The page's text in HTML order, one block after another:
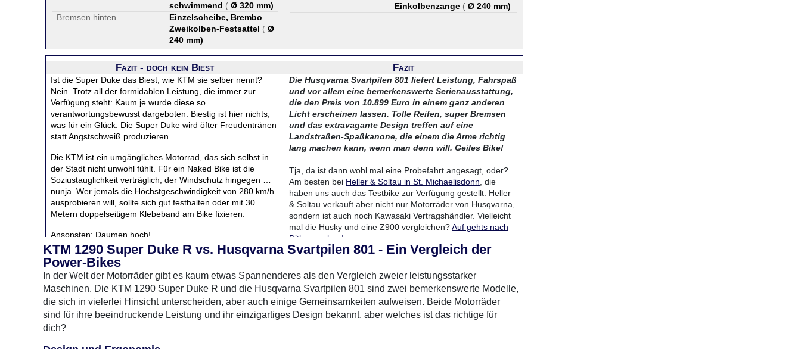
schwimmend ( Ø 320 mm)
Bremsen hinten
Einzelscheibe, Brembo
Zweikolben-Festsattel ( Ø
240 mm)
Einkolbenzange ( Ø 240 mm)
Fazit - doch kein Biest
Ist die Super Duke das Biest, wie KTM sie selber nennt?
Nein. Trotz all der formidablen Leistung, die immer zur
Verfügung steht: Kaum je wurde diese so
verantwortungsbewusst dargeboten. Biestig ist hier nichts,
was für ein Glück. Die Super Duke wird öfter Freudentränen
statt Angstschweiß produzieren.
Die KTM ist ein umgängliches Motorrad, das sich selbst in
der Stadt nicht unwohl fühlt. Für ein Naked Bike ist die
Soziustauglichkeit verträglich, der Windschutz hingegen …
nunja. Wer jemals die Höchstgeschwindigkeit von 280 km/h
ausprobieren will, sollte sich gut festhalten oder mit 30
Metern doppelseitigem Klebeband am Bike fixieren.
Ansonsten: Daumen hoch!
Das Test-Bike wurde uns von
zur Verfügung
gestellt.
Fazit
Die Husqvarna Svartpilen 801 liefert Leistung, Fahrspaß
und vor allem eine bemerkenswerte Serienausstattung,
die den Preis von 10.899 Euro in einem ganz anderen
Licht erscheinen lassen. Tolle Reifen, super Bremsen
und das extravagante Design treffen auf eine
Landstraßen-Spaßkanone, die einem die Arme richtig
lang machen kann, wenn man denn will. Geiles Bike!
Tja, da ist dann wohl mal eine Probefahrt angesagt, oder?
Am besten bei Heller & Soltau in St. Michaelisdonn , die
haben uns auch das Testbike zur Verfügung gestellt. Heller
& Soltau verkauft aber nicht nur Motorräder von Husqvarna,
sondern ist auch noch Kawasaki Vertragshändler. Vielleicht
mal die Husky und eine Z900 vergleichen?Auf gehts nach
Dithmarschen!
MotorradTest.de auf YouTube
KTM 1290 Super Duke R vs. Husqvarna Svartpilen 801 - Ein Vergleich der
Power-Bikes
In der Welt der Motorräder gibt es kaum etwas Spannenderes als den Vergleich zweier leistungsstarker
Maschinen. Die KTM 1290 Super Duke R und die Husqvarna Svartpilen 801 sind zwei bemerkenswerte Modelle,
die sich in vielerlei Hinsicht unterscheiden, aber auch einige Gemeinsamkeiten aufweisen. Beide Motorräder
sind für ihre beeindruckende Leistung und ihr einzigartiges Design bekannt, aber welches ist das richtige für
dich?